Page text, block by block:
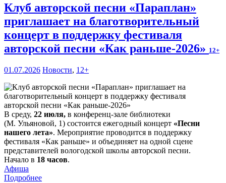
Клуб авторской песни «Параплан»
приглашает на благотворительный
концерт в поддержку фестиваля
авторской песни «Как раньше-2026» 12+
01.07.2026 Новости, 12+
В среду, 22 июля, в конференц-зале библиотеки
(М. Ульяновой, 1) состоится ежегодный концерт «Песни
нашего лета». Мероприятие проводится в поддержку
фестиваля «Как раньше» и объединяет на одной сцене
представителей вологодской школы авторской песни.
Начало в 18 часов.
Афиша
Подробнее